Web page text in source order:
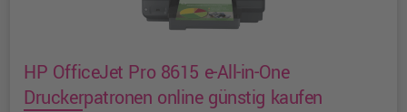
HP OfficeJet Pro 8615 e-All-in-One
Druckerpatronen online günstig kaufen